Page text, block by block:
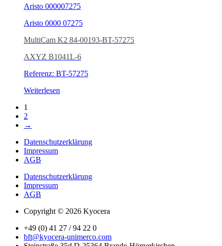
Aristo 000007275
Aristo 0000 07275
MultiCam K2 84-00193-BT-57275
AXYZ B1041L-6
Referenz: BT-57275
Weiterlesen
1
2
→
Datenschutzerklärung
Impressum
AGB
Datenschutzerklärung
Impressum
AGB
Copyright © 2026 Kyocera
+49 (0) 41 27 / 94 22 0
bft@kyocera-unimerco.com